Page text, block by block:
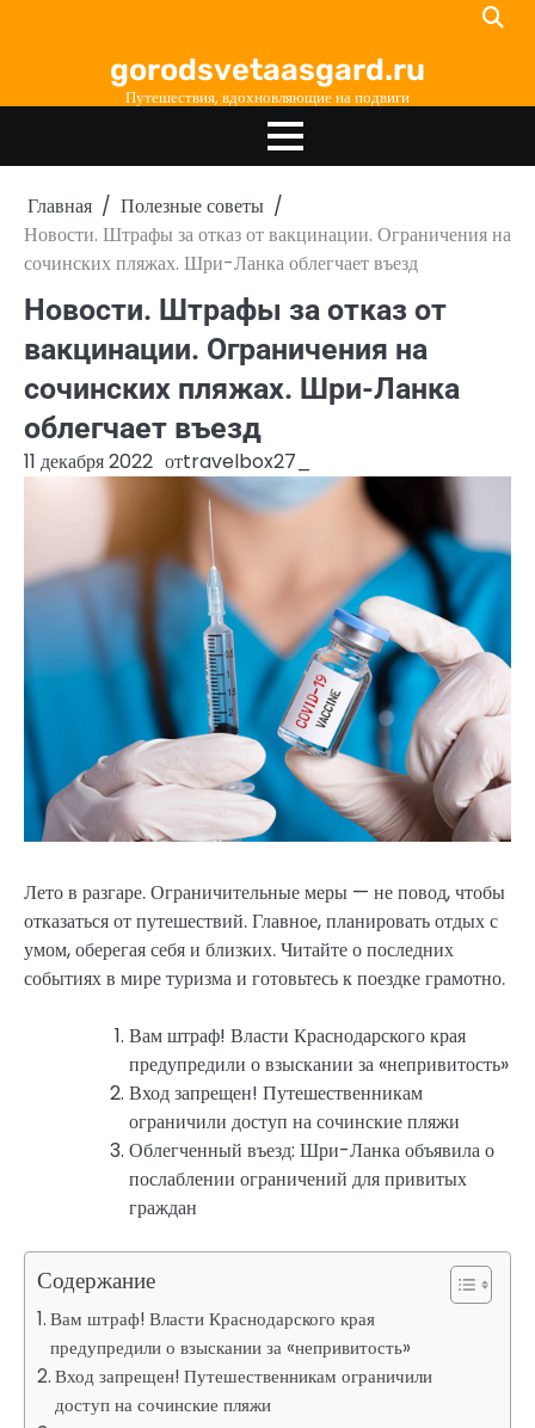
gorodsvetaasgard.ru
Путешествия, вдохновляющие на подвиги
Главная
Полезные советы
Новости. Штрафы за отказ от вакцинации. Ограничения на
сочинских пляжах. Шри-Ланка облегчает въезд
Новости. Штрафы за отказ от
вакцинации. Ограничения на
сочинских пляжах. Шри-Ланка
облегчает въезд
11 декабря 2022 отtravelbox27_
Лето в разгаре. Ограничительные меры — не повод, чтобы
отказаться от путешествий. Главное, планировать отдых с
умом, оберегая себя и близких. Читайте о последних
событиях в мире туризма и готовьтесь к поездке грамотно.
Вам штраф! Власти Краснодарского края
предупредили о взыскании за «непривитость»
Вход запрещен! Путешественникам
ограничили доступ на сочинские пляжи
Облегченный въезд: Шри-Ланка объявила о
послаблении ограничений для привитых
граждан
Содержание
Вам штраф! Власти Краснодарского края
предупредили о взыскании за «непривитость»
Вход запрещен! Путешественникам ограничили
доступ на сочинские пляжи